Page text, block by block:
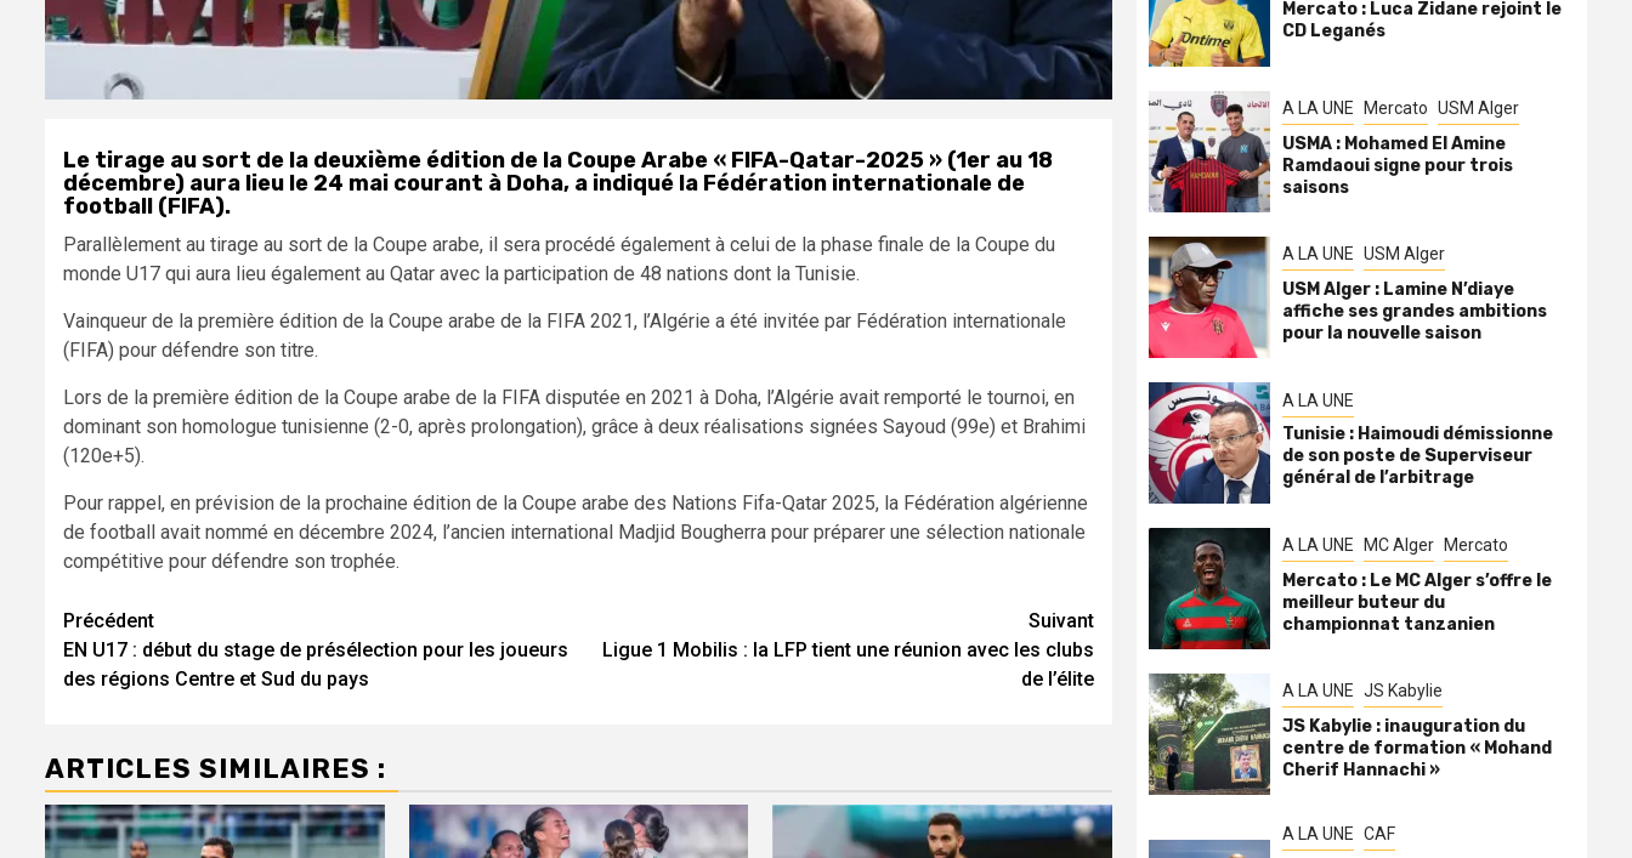
Le tirage au sort de la deuxième édition de la Coupe Arabe « FIFA-Qatar-2025 » (1er au 18
décembre) aura lieu le 24 mai courant à Doha, a indiqué la Fédération internationale de
football (FIFA).
Parallèlement au tirage au sort de la Coupe arabe, il sera procédé également à celui de la phase finale de la Coupe du
monde U17 qui aura lieu également au Qatar avec la participation de 48 nations dont la Tunisie.
Vainqueur de la première édition de la Coupe arabe de la FIFA 2021, l’Algérie a été invitée par Fédération internationale
(FIFA) pour défendre son titre.
Lors de la première édition de la Coupe arabe de la FIFA disputée en 2021 à Doha, l’Algérie avait remporté le tournoi, en
dominant son homologue tunisienne (2-0, après prolongation), grâce à deux réalisations signées Sayoud (99e) et Brahimi
(120e+5).
Pour rappel, en prévision de la prochaine édition de la Coupe arabe des Nations Fifa-Qatar 2025, la Fédération algérienne
de football avait nommé en décembre 2024, l’ancien international Madjid Bougherra pour préparer une sélection nationale
compétitive pour défendre son trophée.
Navigation
d’article
Précédent
EN U17 : début du stage de présélection pour les joueurs
des régions Centre et Sud du pays
Suivant
Ligue 1 Mobilis : la LFP tient une réunion avec les clubs
de l’élite
ARTICLES SIMILAIRES :
Mercato : Luca Zidane rejoint le
CD Leganés
A LA UNE Mercato USM Alger
USMA : Mohamed El Amine
Ramdaoui signe pour trois
saisons
A LA UNE USM Alger
USM Alger : Lamine N’diaye
affiche ses grandes ambitions
pour la nouvelle saison
A LA UNE
Tunisie : Haimoudi démissionne
de son poste de Superviseur
général de l’arbitrage
A LA UNE MC Alger Mercato
Mercato : Le MC Alger s’offre le
meilleur buteur du
championnat tanzanien
A LA UNE JS Kabylie
JS Kabylie : inauguration du
centre de formation « Mohand
Cherif Hannachi »
A LA UNE CAF